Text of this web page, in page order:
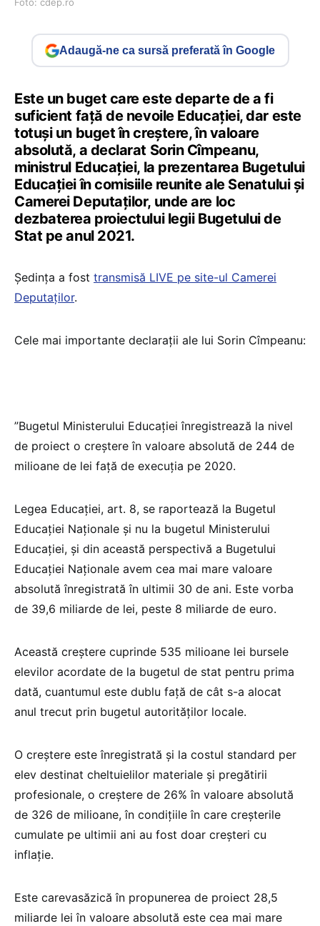
Foto: cdep.ro
Adaugă-ne ca sursă preferată în Google
Este un buget care este departe de a fi
suficient față de nevoile Educației, dar este
totuși un buget în creștere, în valoare
absolută, a declarat Sorin Cîmpeanu,
ministrul Educației, la prezentarea Bugetului
Educației în comisiile reunite ale Senatului și
Camerei Deputaților, unde are loc
dezbaterea proiectului legii Bugetului de
Stat pe anul 2021.
Ședința a fost transmisă LIVE pe site-ul Camerei
Deputaților.
Cele mai importante declarații ale lui Sorin Cîmpeanu:
”Bugetul Ministerului Educației înregistrează la nivel
de proiect o creștere în valoare absolută de 244 de
milioane de lei față de execuția pe 2020.
Legea Educației, art. 8, se raportează la Bugetul
Educației Naționale și nu la bugetul Ministerului
Educației, și din această perspectivă a Bugetului
Educației Naționale avem cea mai mare valoare
absolută înregistrată în ultimii 30 de ani. Este vorba
de 39,6 miliarde de lei, peste 8 miliarde de euro.
Această creștere cuprinde 535 milioane lei bursele
elevilor acordate de la bugetul de stat pentru prima
dată, cuantumul este dublu față de cât s-a alocat
anul trecut prin bugetul autorităților locale.
O creștere este înregistrată și la costul standard per
elev destinat cheltuielilor materiale și pregătirii
profesionale, o creștere de 26% în valoare absolută
de 326 de milioane, în condițiile în care creșterile
cumulate pe ultimii ani au fost doar creșteri cu
inflație.
Este carevasăzică în propunerea de proiect 28,5
miliarde lei în valoare absolută este cea mai mare